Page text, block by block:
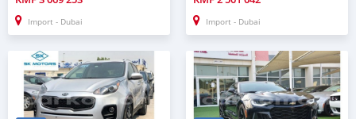
Import - Dubai Import - Dubai